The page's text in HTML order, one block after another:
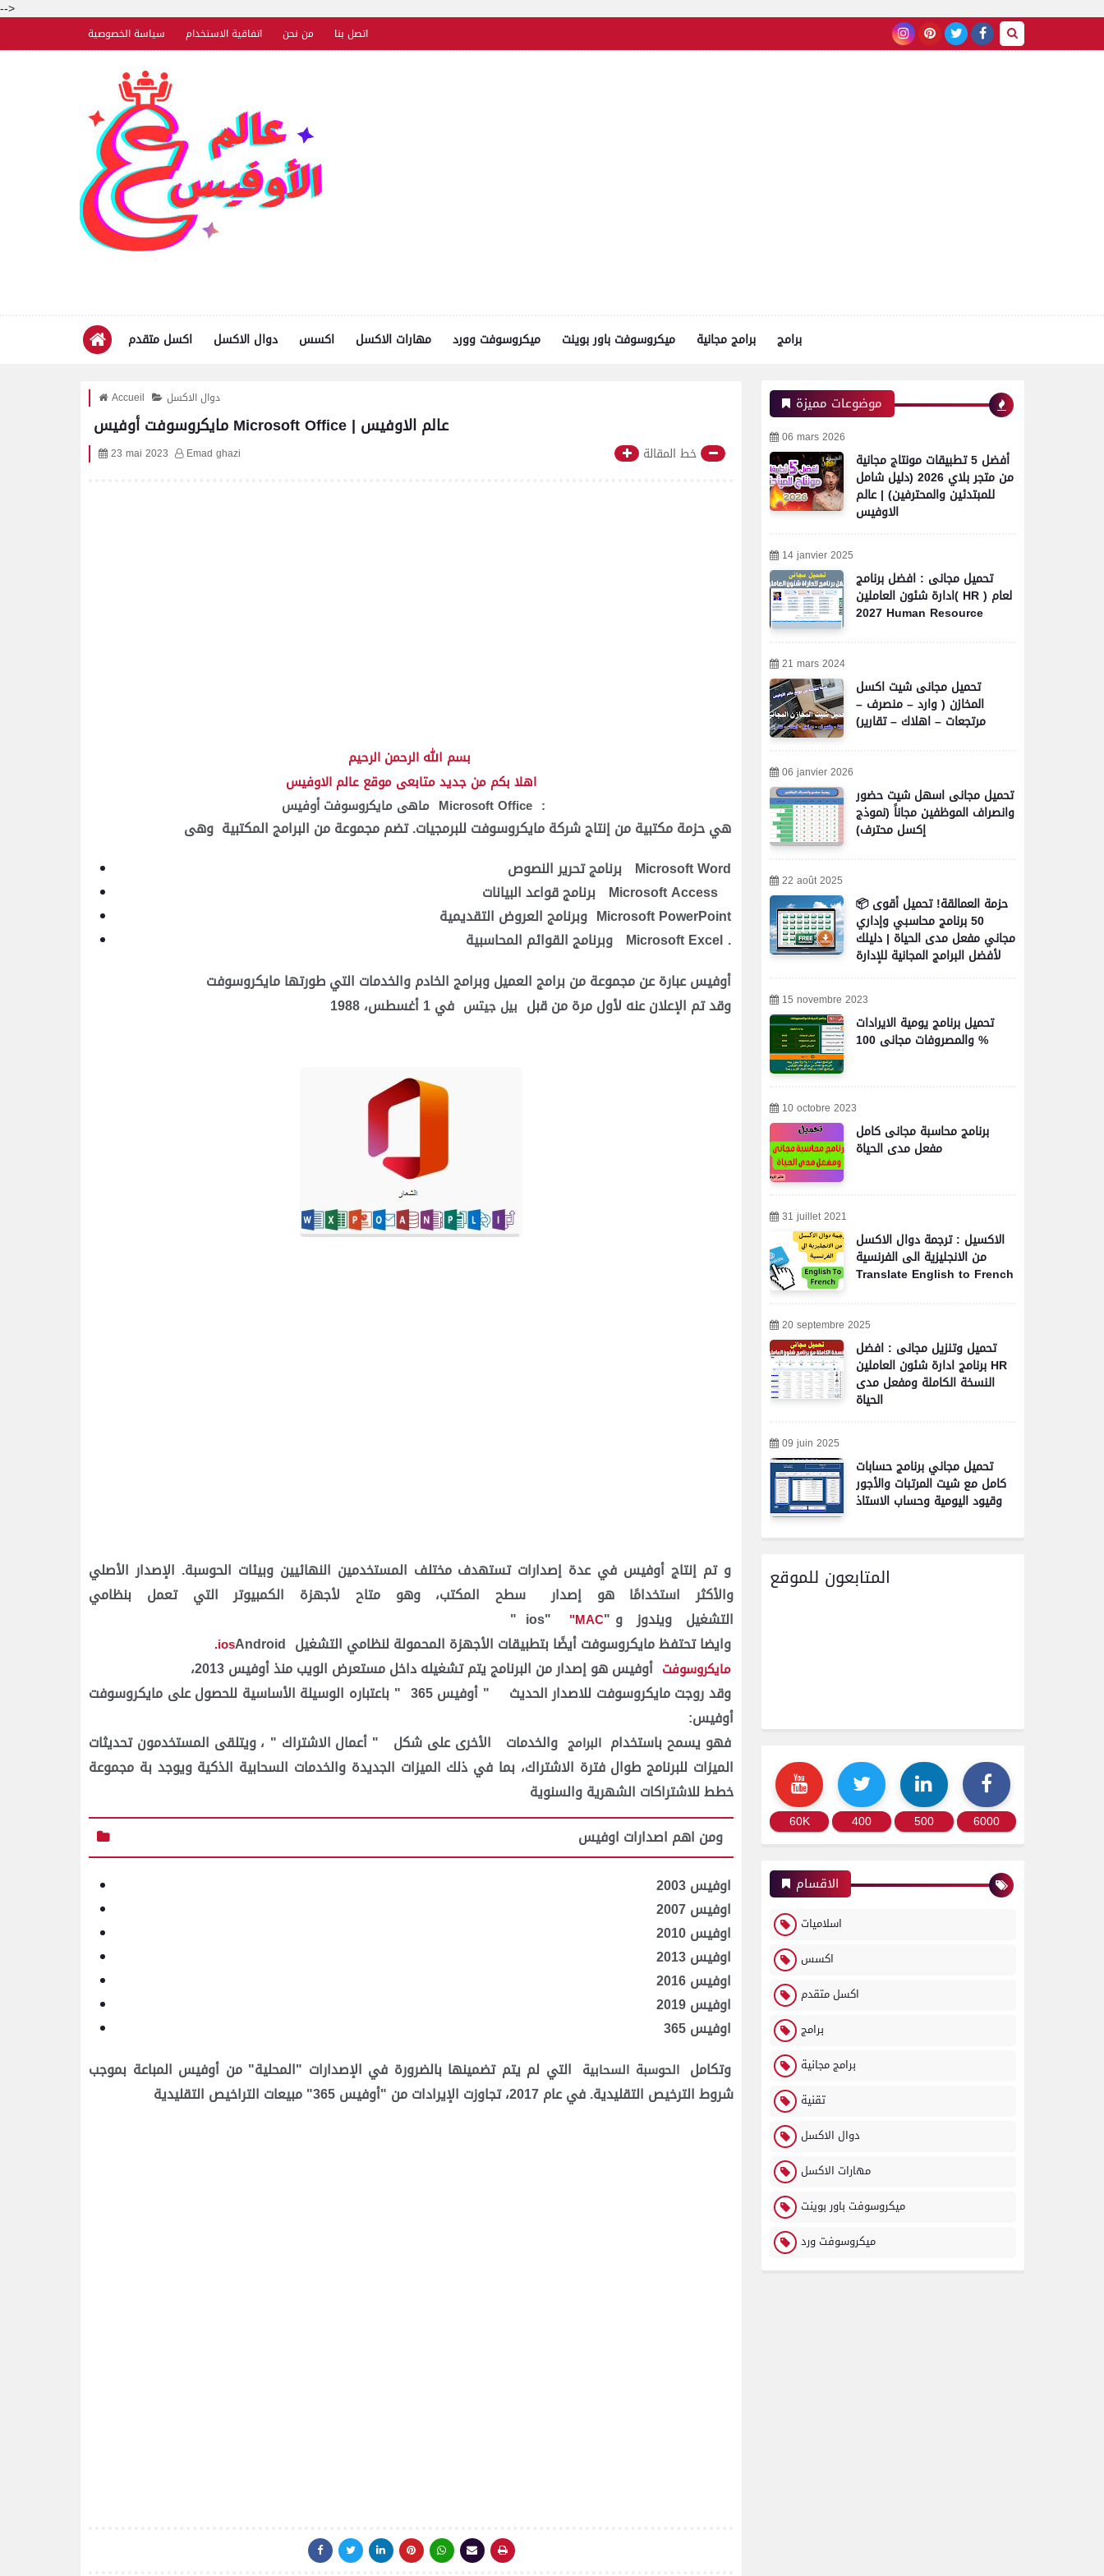
-->
سياسة الخصوصية اتفاقية الاستخدام من نحن اتصل بنا
اكسل متقدم دوال الاكسل اكسس مهارات الاكسل ميكروسوفت وورد ميكروسوفت باور بوينت برامج مجانية برامج
Accueil دوال الاكسل
مايكروسوفت أوفيس ‏ Microsoft Office | عالم الاوفيس
23 mai 2023 Emad ghazi خط المقالة
اهلا بكم من جديد متابعى موقع عالم الاوفيس
ماهى مايكروسوفت أوفيس ‏ Microsoft Office :
هي حزمة مكتبية من إنتاج شركة مايكروسوفت للبرمجيات. تضم مجموعة من البرامج المكتبية وهى
Microsoft Word
برنامج قواعد البيانات Microsoft Access
Microsoft PowerPoint
وبرنامج القوائم المحاسبية Microsoft Excel .
أوفيس عبارة عن مجموعة من برامج العميل وبرامج الخادم والخدمات التي طورتها مايكروسوفت
وقد تم الإعلان عنه لأول مرة من قبل بيل جيتس في 1 أغسطس، 1988
و تم إنتاج أوفيس في عدة إصدارات تستهدف مختلف المستخدمين النهائيين وبيئات الحوسبة. الإصدار الأصلي
والأكثر استخدامًا هو إصدار
سطح المكتب، وهو متاح لأجهزة الكمبيوتر التي تعمل بنظامي
التشغيل ويندوز و "
MAC"
ios"
"
وايضا تحتفظ مايكروسوفت أيضًا بتطبيقات الأجهزة المحمولة لنظامي التشغيل Android
ios.
مايكروسوفت أوفيس هو إصدار من البرنامج يتم تشغيله داخل مستعرض الويب منذ أوفيس 2013،
وقد روجت مايكروسوفت للاصدار الحديث
" أوفيس 365 " باعتباره الوسيلة الأساسية للحصول على مايكروسوفت
أوفيس:
فهو يسمح باستخدام البرامج والخدمات الأخرى على شكل " أعمال الاشتراك " ، ويتلقى المستخدمون تحديثات
الميزات للبرنامج طوال فترة الاشتراك، بما في ذلك الميزات الجديدة والخدمات السحابية الذكية ويوجد بة مجموعة
خطط للاشتراكات الشهرية والسنوية
ومن اهم اصدارات اوفيس
اوفيس 2003
اوفيس 2007
اوفيس 2010
اوفيس 2013
اوفيس 2016
اوفيس 2019
اوفيس 365
وتكامل الحوسبة السحابية التي لم يتم تضمينها بالضرورة في الإصدارات "المحلية" من أوفيس المباعة بموجب
شروط الترخيص التقليدية. في عام 2017، تجاوزت الإيرادات من "أوفيس 365" مبيعات التراخيص التقليدية
موضوعات مميزة
06 mars 2026
أفضل 5 تطبيقات مونتاج مجانية
من متجر بلاي 2026 (دليل شامل
للمبتدئين والمحترفين) | عالم
الاوفيس
14 janvier 2025
تحميل مجانى : افضل برنامج
ادارة شئون العاملين( HR ) لعام
2027 Human Resource
21 mars 2024
تحميل مجانى شيت اكسل
المخازن ( وارد – منصرف –
مرتجعات – اهلاك – تقارير)
06 janvier 2026
تحميل مجانى اسهل شيت حضور
وانصراف الموظفين مجاناً (نموذج
إكسل محترف)
22 août 2025
📦 حزمة العمالقة! تحميل أقوى
50 برنامج محاسبي وإداري
مجاني مفعل مدى الحياة | دليلك
لأفضل البرامج المجانية للإدارة
15 novembre 2023
تحميل برنامج يومية الايرادات
والمصروفات مجانى 100 %
10 octobre 2023
برنامج محاسبة مجانى كامل
مفعل مدى الحياة
31 juillet 2021
الاكسيل : ترجمة دوال الاكسل
من الانجليزية الى الفرنسية
Translate English to French
20 septembre 2025
تحميل وتنزيل مجانى : افضل
برنامج ادارة شئون العاملين HR
النسخة الكاملة ومفعل مدى
الحياة
09 juin 2025
تحميل مجاني برنامج حسابات
كامل مع شيت المرتبات والأجور
وقيود اليومية وحساب الاستاذ
المتابعون للموقع
60K 400 500 6000
الاقسام
اسلاميات
اكسس
اكسل متقدم
برامج
برامج مجانية
تقنية
دوال الاكسل
مهارات الاكسل
ميكروسوفت باور بوينت
ميكروسوفت ورد